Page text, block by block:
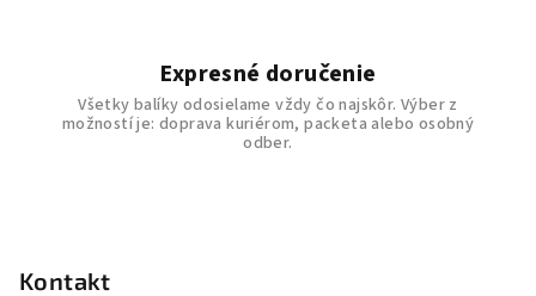
Expresné doručenie
Všetky balíky odosielame vždy čo najskôr. Výber z
možností je: doprava kuriérom, packeta alebo osobný
odber.
Kontakt